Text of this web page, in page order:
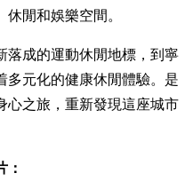
閒和娛樂空間。
落成的運動休閒地標，到寧
多元化的健康休閒體驗。是
心之旅，重新發現這座城市
：